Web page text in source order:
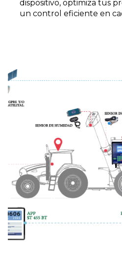
dispositivo, optimiza tus
un control eficiente en